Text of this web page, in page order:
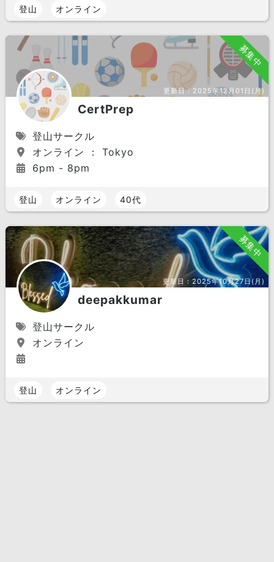
登山 オンライン
募集中
更新日： 2025年12月01日(月)
CertPrep
登山サークル
オンライン ： Tokyo
6pm - 8pm
登山 オンライン 40代
募集中
更新日：2025年10月27日(月)
deepakkumar
登山サークル
オンライン
登山 オンライン